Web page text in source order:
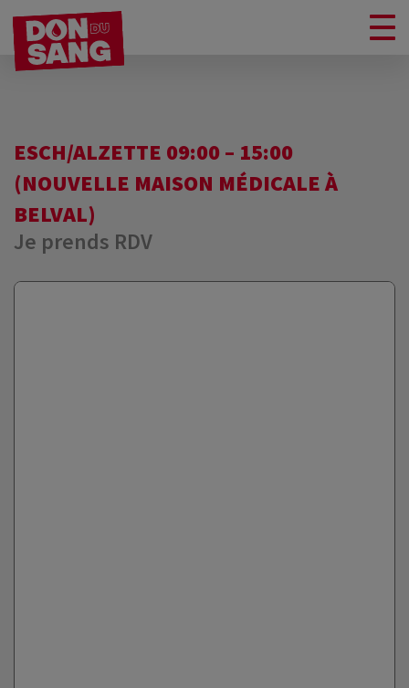
ESCH/ALZETTE 09:00 – 15:00
(NOUVELLE MAISON MÉDICALE À
BELVAL)
Je prends RDV